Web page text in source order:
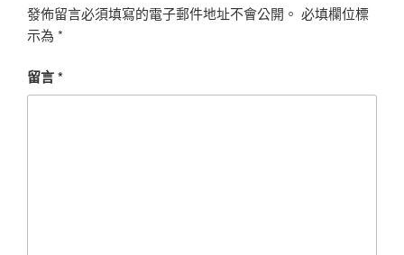
發佈留言必須填寫的電子郵件地址不會公開。 必填欄位標
示為 *
留言*